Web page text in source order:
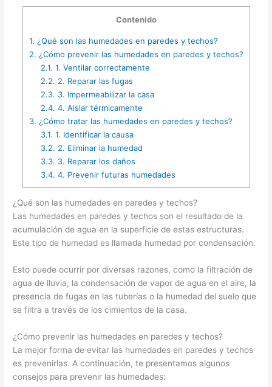
Contenido
1. ¿Qué son las humedades en paredes y techos?
2. ¿Cómo prevenir las humedades en paredes y techos?
2.1. 1. Ventilar correctamente
2.2. 2. Reparar las fugas
2.3. 3. Impermeabilizar la casa
2.4. 4. Aislar térmicamente
3. ¿Cómo tratar las humedades en paredes y techos?
3.1. 1. Identificar la causa
3.2. 2. Eliminar la humedad
3.3. 3. Reparar los daños
3.4. 4. Prevenir futuras humedades
¿Qué son las humedades en paredes y techos?
Las humedades en paredes y techos son el resultado de la
acumulación de agua en la superficie de estas estructuras.
Este tipo de humedad es llamada humedad por condensación.
Esto puede ocurrir por diversas razones, como la filtración de
agua de lluvia, la condensación de vapor de agua en el aire, la
presencia de fugas en las tuberías o la humedad del suelo que
se filtra a través de los cimientos de la casa.
¿Cómo prevenir las humedades en paredes y techos?
La mejor forma de evitar las humedades en paredes y techos
es prevenirlas. A continuación, te presentamos algunos
consejos para prevenir las humedades: